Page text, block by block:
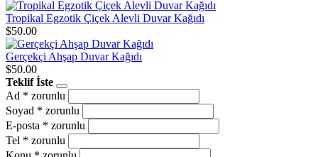
Tropikal Egzotik Çiçek Alevli Duvar Kağıdı
$50.00
Gerçekçi Ahşap Duvar Kağıdı
$50.00
Teklif İste
Ad * zorunlu
Soyad * zorunlu
E-posta * zorunlu
Tel * zorunlu